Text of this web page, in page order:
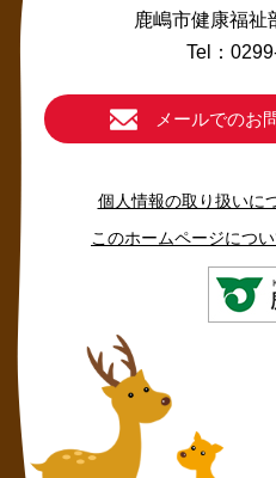
鹿嶋市健康福祉
Tel：
メールでのお
個人情報の取り扱いに
このホームページにつ